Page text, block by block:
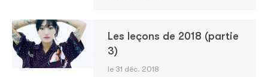
Les leçons de 2018 (partie
3)
le 31 déc. 2018